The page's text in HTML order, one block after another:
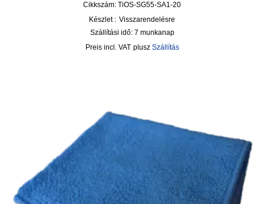
Cikkszám: TiOS-SG55-SA1-20
Készlet : Visszarendelésre
Szállítási idő: 7 munkanap
incl. VAT plusz Szállítás